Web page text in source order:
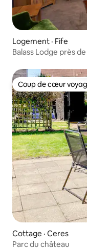
Logement · Fife
Balass Lodge près
Coup de cœur
Coup de cœur
Cottage · Ceres
Parc du château